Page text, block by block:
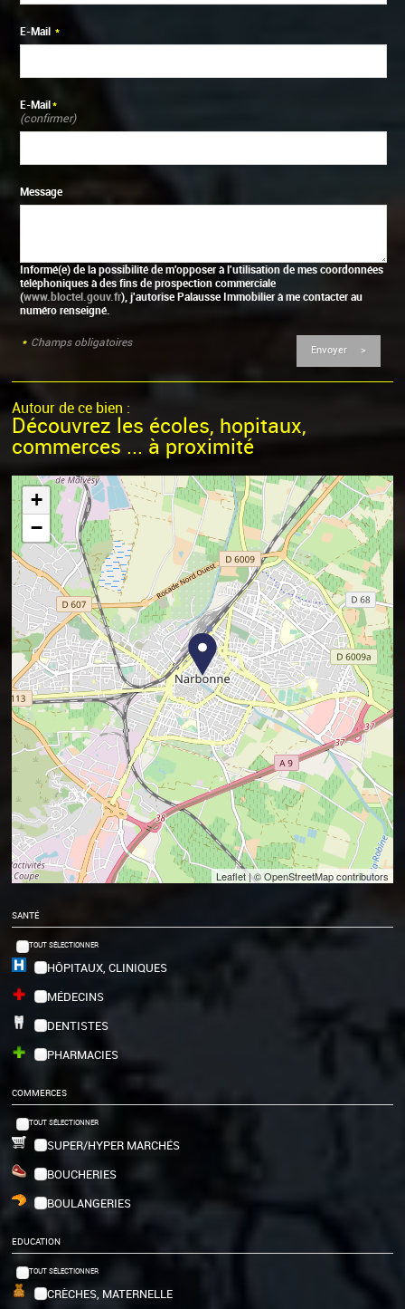
E-Mail *
E-Mail*
(confirmer)
Message
Informé(e) de la possibilité de m'opposer à l'utilisation de mes coordonnées
téléphoniques à des fins de prospection commerciale
(www.bloctel.gouv.fr), j'autorise Palausse Immobilier à me contacter au
numéro renseigné.
* Champs obligatoires
Autour de ce bien :
Découvrez les écoles, hopitaux,
commerces ... à proximité
+
−
Leaflet| © OpenStreetMap contributors
SANTÉ
TOUT SÉLECTIONNER
HÔPITAUX, CLINIQUES
MÉDECINS
DENTISTES
PHARMACIES
COMMERCES
TOUT SÉLECTIONNER
SUPER/HYPER MARCHÉS
BOUCHERIES
BOULANGERIES
EDUCATION
TOUT SÉLECTIONNER
CRÈCHES, MATERNELLE